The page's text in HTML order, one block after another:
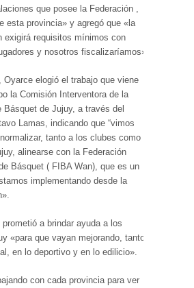
que posee la Federación ,
esta provincia» y agregó que «la
exigirá requisitos mínimos con
y nosotros fiscalizaríamos».
Oyarce elogió el trabajo que viene
la Comisión Interventora de la
Básquet de Jujuy, a través del
Lamas, indicando que “vimos
tanto a los clubes como al
alinearse con la Federación
Básquet ( FIBA Wan), que es un
implementando desde la
a brindar ayuda a los
«para que vayan mejorando, tanto
en lo deportivo y en lo edilicio».
con cada provincia para ver